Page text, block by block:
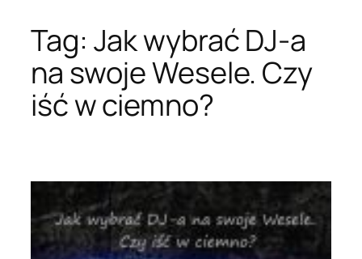
Tag: Jak wybrać DJ-a
na swoje Wesele. Czy
iść w ciemno?